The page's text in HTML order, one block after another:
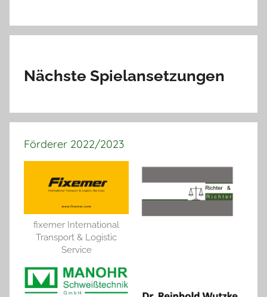
Nächste Spielansetzungen
Förderer 2022/2023
fixemer International
Transport & Logistic
Service